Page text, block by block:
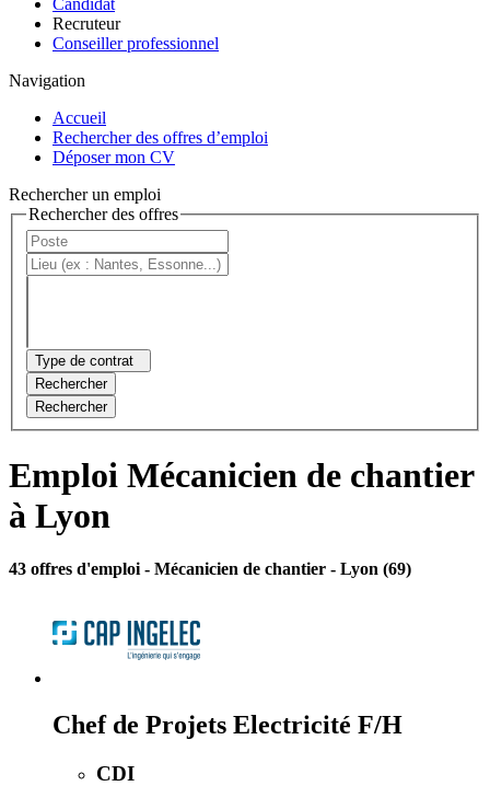
Recruteur
Conseiller professionnel
Navigation
Accueil
Rechercher des offres d’emploi
Déposer mon CV
Rechercher un emploi
Rechercher des offres
Type de contrat
Rechercher
Rechercher
Emploi Mécanicien de chantier
à Lyon
43 offres d'emploi - Mécanicien de chantier - Lyon (69)
Chef de Projets Electricité F/H
CDI